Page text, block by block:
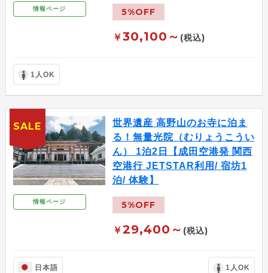
情報ページ 5%OFF
￥30,100～ (税込)
1人OK
情報ページ
世界遺産 高野山のお寺に泊ま
る！無量光院（むりょうこうい
ん） 1泊2日【成田空港発 関西
空港行 JETSTAR利用/ 宿坊1
泊/ 体験】
5%OFF
￥29,400～ (税込)
日本語 1人OK
SALE